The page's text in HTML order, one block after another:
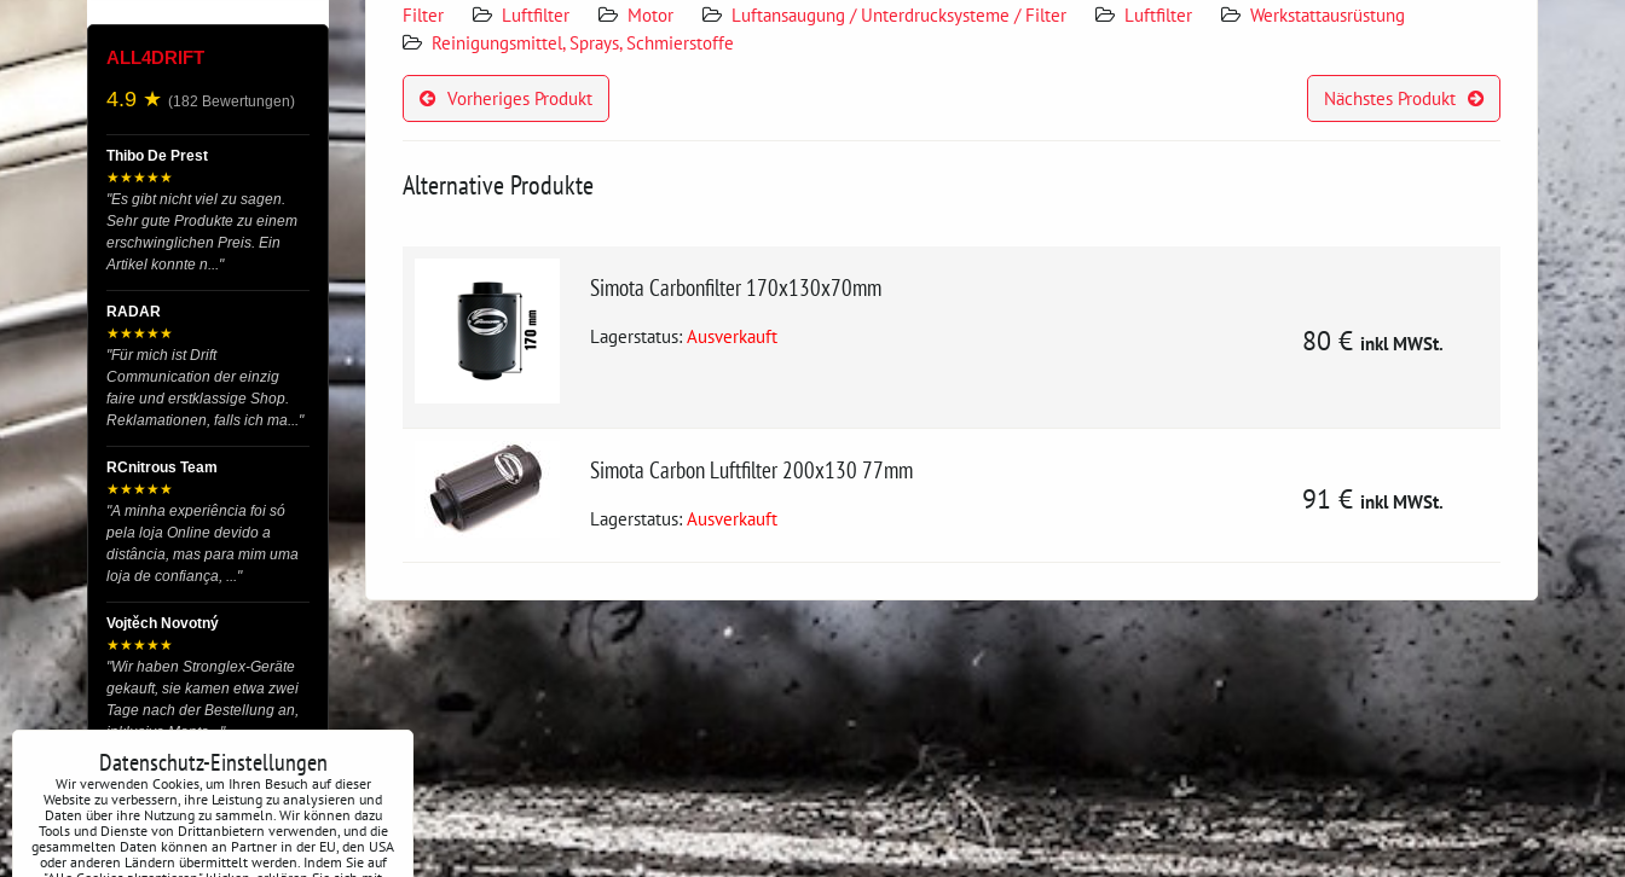
Filter
Luftfilter Motor Luftansaugung / Unterdrucksysteme / Filter Luftfilter
Werkstattausrüstung
Reinigungsmittel, Sprays, Schmierstoffe
Vorheriges Produkt Nächstes Produkt
Alternative Produkte
Simota Carbonfilter 170x130x70mm
Lagerstatus: Ausverkauft 80 € inkl MWSt.
Simota Carbon Luftfilter 200x130 77mm
Lagerstatus: Ausverkauft
91 € inkl MWSt.
ALL4DRIFT
4.9 ★ (182 Bewertungen)
Thibo De Prest
★★★★★
"Es gibt nicht viel zu sagen.
Sehr gute Produkte zu einem
erschwinglichen Preis. Ein
Artikel konnte n..."
RADAR
★★★★★
"Für mich ist Drift
Communication der einzig
faire und erstklassige Shop.
Reklamationen, falls ich ma..."
RCnitrous Team
★★★★★
"A minha experiência foi só
pela loja Online devido a
distância, mas para mim uma
loja de confiança, ..."
Vojtěch Novotný
★★★★★
"Wir haben Stronglex-Geräte
gekauft, sie kamen etwa zwei
Tage nach der Bestellung an,
inklusive Monta..."
josef helmich
★★★★★
"Hier gibt es viele Dinge, die
du für dein Drift-Auto
verwenden kannst, egal ob
Datenschutz-Einstellungen
Wir verwenden Cookies, um Ihren Besuch auf dieser
Website zu verbessern, ihre Leistung zu analysieren und
Daten über ihre Nutzung zu sammeln. Wir können dazu
Tools und Dienste von Drittanbietern verwenden, und die
gesammelten Daten können an Partner in der EU, den USA
oder anderen Ländern übermittelt werden. Indem Sie auf